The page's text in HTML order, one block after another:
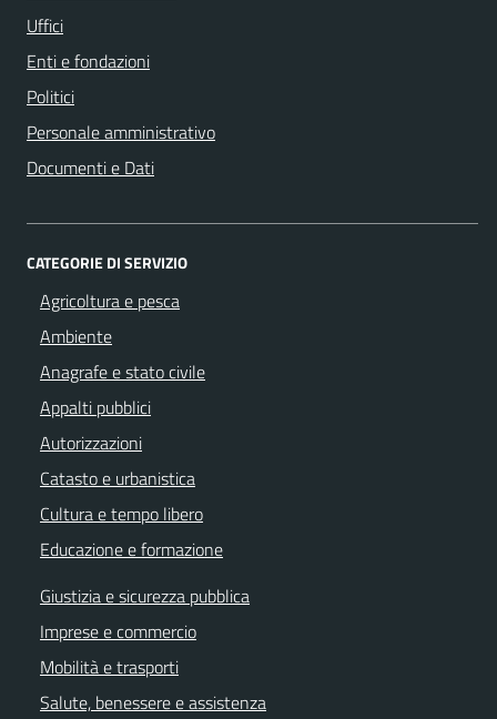
Uffici
Enti e fondazioni
Politici
Personale amministrativo
Documenti e Dati
CATEGORIE DI SERVIZIO
Agricoltura e pesca
Ambiente
Anagrafe e stato civile
Appalti pubblici
Autorizzazioni
Catasto e urbanistica
Cultura e tempo libero
Educazione e formazione
Giustizia e sicurezza pubblica
Imprese e commercio
Mobilità e trasporti
Salute, benessere e assistenza